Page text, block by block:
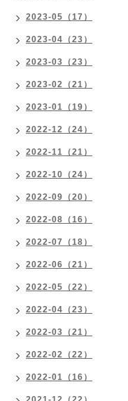
2023-05（17）
2023-04（23）
2023-03（23）
2023-02（21）
2023-01（19）
2022-12（24）
2022-11（21）
2022-10（24）
2022-09（20）
2022-08（16）
2022-07（18）
2022-06（21）
2022-05（22）
2022-04（23）
2022-03（21）
2022-02（22）
2022-01（16）